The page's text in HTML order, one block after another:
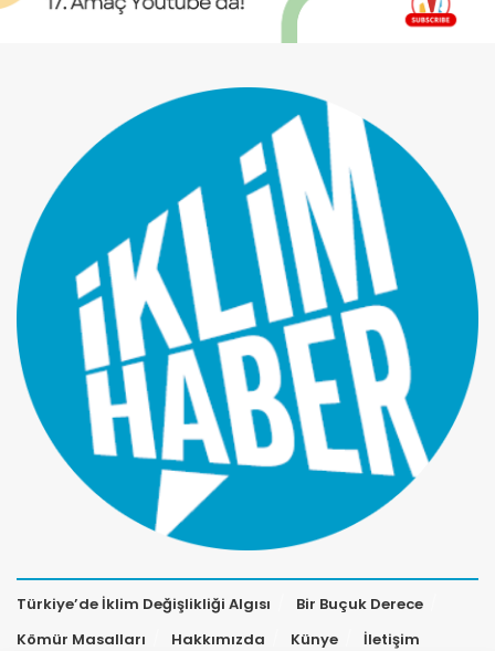
Türkiye’de İklim Değişlikliği Algısı
Bir Buçuk Derece
Kömür Masalları
Hakkımızda Künye İletişim